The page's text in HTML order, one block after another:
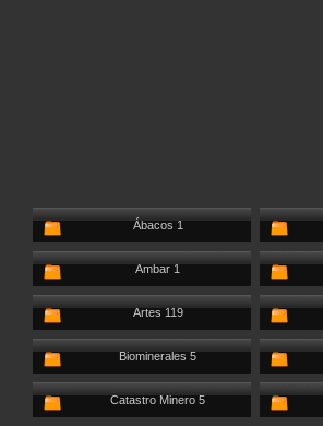
Ábacos 1
Ambar 1
Artes 119
Biominerales 5
Catastro Minero 5